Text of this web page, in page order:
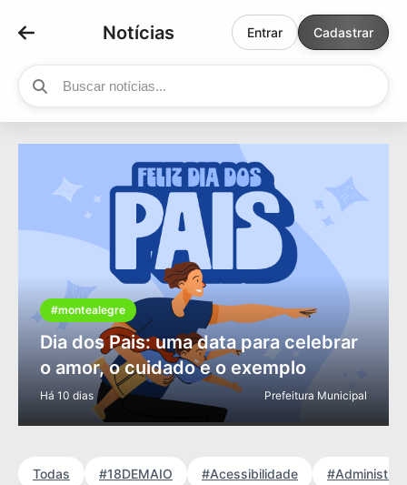
Notícias Entrar Cadastrar
#montealegre
Dia dos Pais: uma data para celebrar
o amor, o cuidado e o exemplo
Há 10 dias Prefeitura Municipal
Todas #18DEMAIO #Acessibilidade